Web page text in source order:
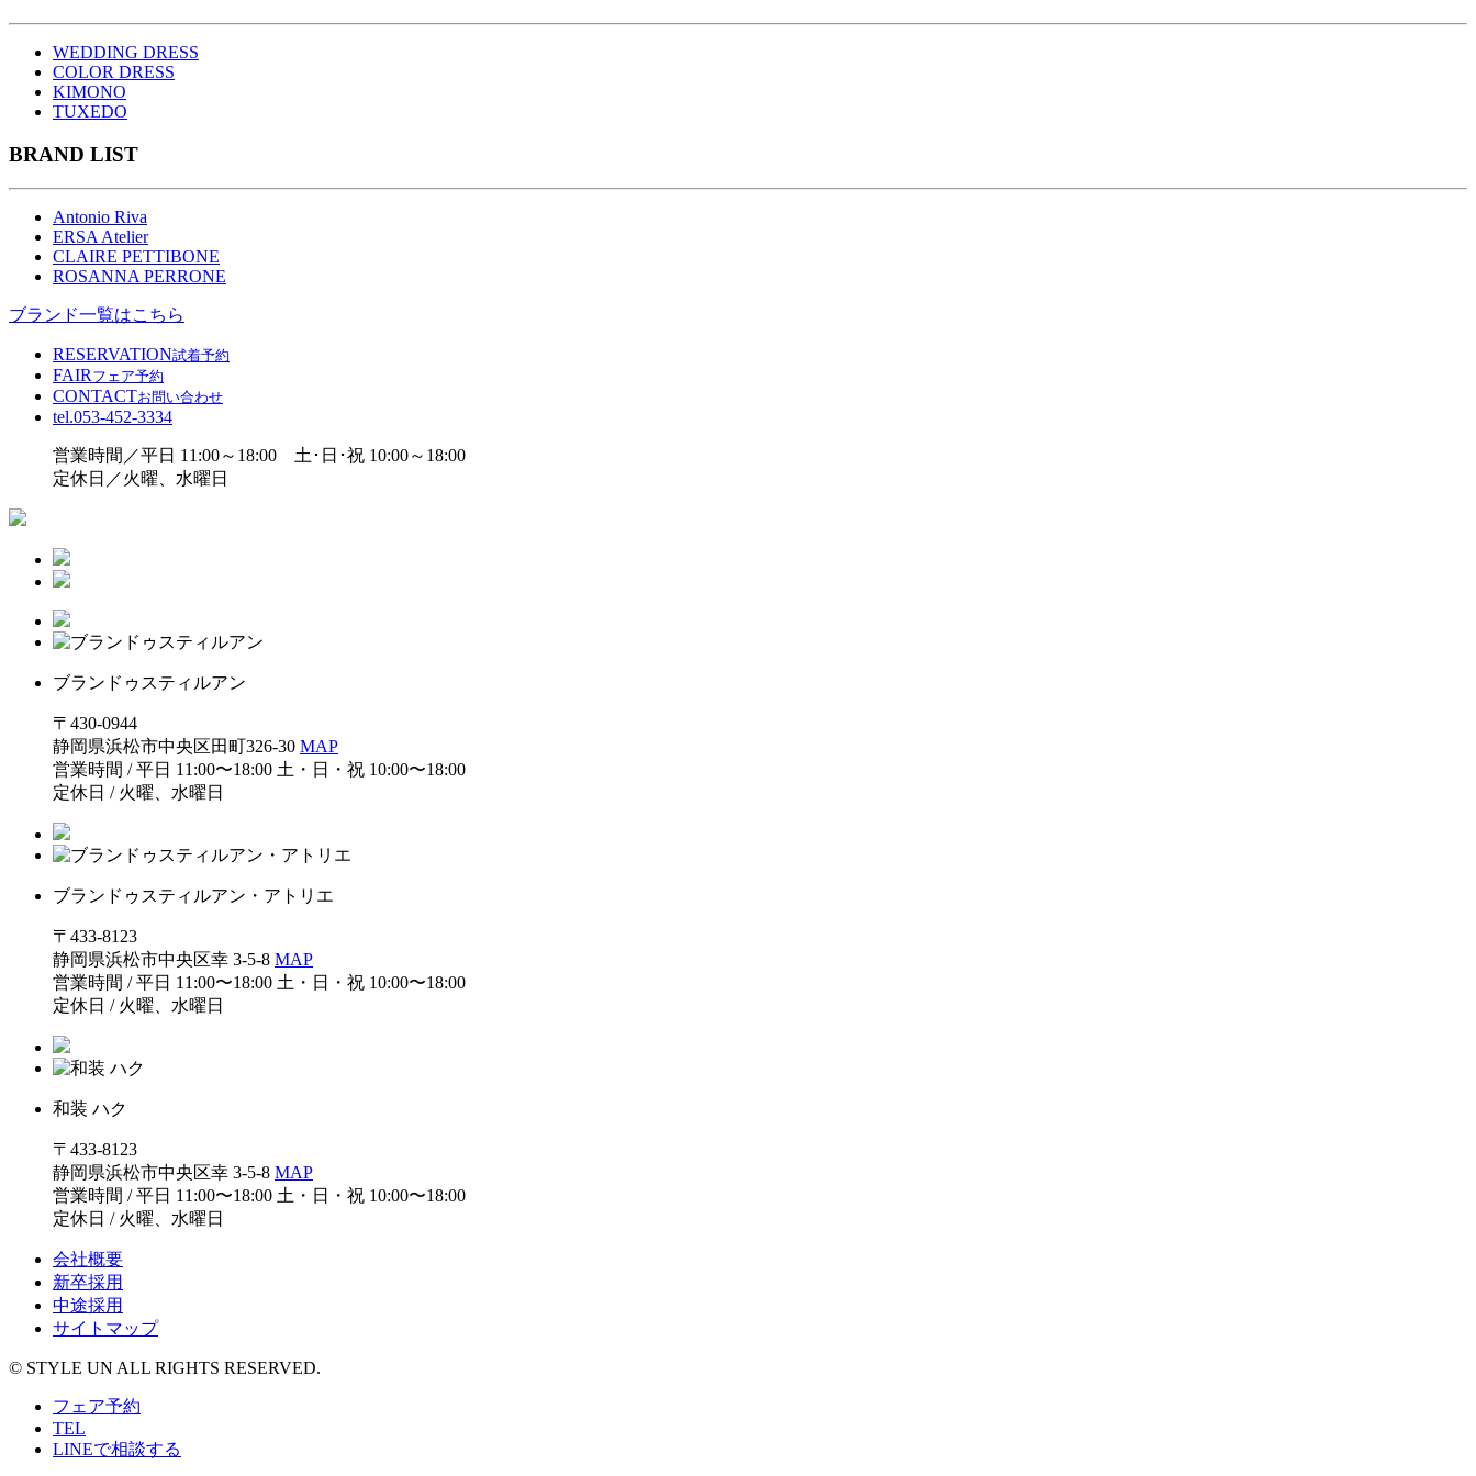
WEDDING DRESS
COLOR DRESS
KIMONO
TUXEDO
BRAND LIST
Antonio Riva
ERSA Atelier
CLAIRE PETTIBONE
ROSANNA PERRONE
ブランド一覧はこちら
RESERVATION試着予約
FAIR フェア予約
CONTACTお問い合わせ
tel.053-452-3334
営業時間／平日 11:00～18:00 土･日･祝 10:00～18:00
定休日／火曜、水曜日
ブランドゥスティルアン
〒430-0944
静岡県浜松市中央区田町326-30 MAP
営業時間 / 平日 11:00〜18:00 土・日・祝 10:00〜18:00
定休日 / 火曜、水曜日
ブランドゥスティルアン・アトリエ
〒433-8123
静岡県浜松市中央区幸 3-5-8 MAP
営業時間 / 平日 11:00〜18:00 土・日・祝 10:00〜18:00
定休日 / 火曜、水曜日
和装 ハク
〒433-8123
静岡県浜松市中央区幸 3-5-8 MAP
営業時間 / 平日 11:00〜18:00 土・日・祝 10:00〜18:00
定休日 / 火曜、水曜日
会社概要
新卒採用
中途採用
サイトマップ
© STYLE UN ALL RIGHTS RESERVED.
フェア予約
TEL
LINEで相談する